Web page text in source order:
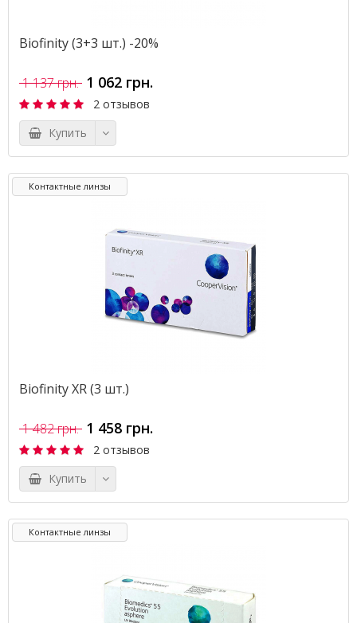
Biofinity (3+3 шт.) -20%
1 137 грн. 1 062 грн.
2 отзывов
Купить
Контактные линзы
Biofinity XR (3 шт.)
1 482 грн. 1 458 грн.
2 отзывов
Купить
Контактные линзы